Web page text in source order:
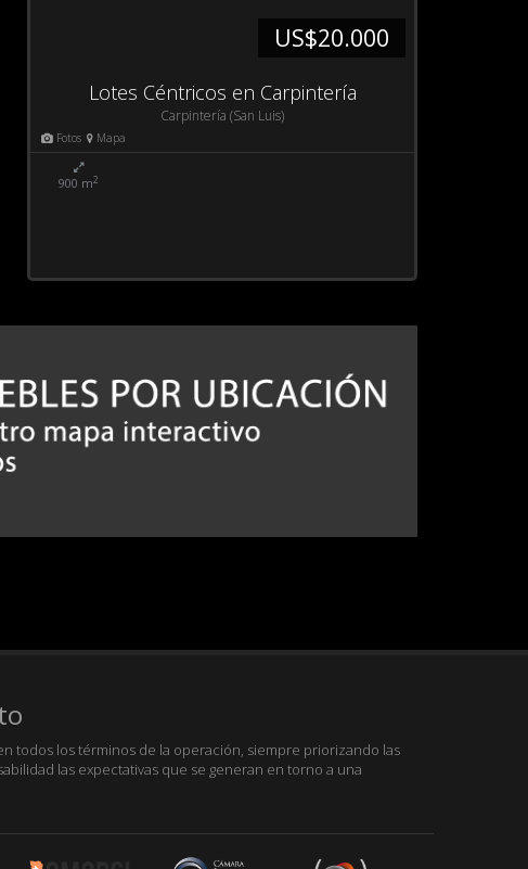
US$20.000
Lotes Céntricos en Carpintería
Carpintería (San Luis)
Fotos Mapa
900 m2
todos los términos de la operación, siempre priorizando las
las expectativas que se generan en torno a una